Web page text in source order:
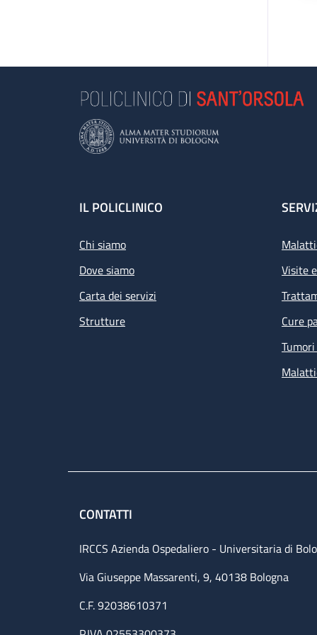
Footer
IL POLICLINICO
Chi siamo
Dove siamo
Carta dei servizi
Strutture
Visite
Cure
CONTATTI
IRCCS Azienda Ospedaliero - Universitaria di
Via Giuseppe Massarenti, 9, 40138 Bologna
C.F. 92038610371